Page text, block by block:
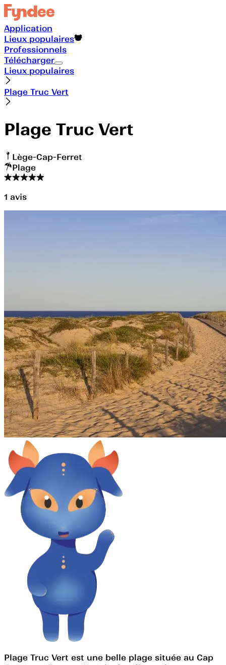
Application
Lieux populaires
Professionnels
Télécharger
Lieux populaires
Plage Truc Vert
Plage Truc Vert
Lège-Cap-Ferret
Plage
1 avis
Plage Truc Vert est une belle plage située au Cap